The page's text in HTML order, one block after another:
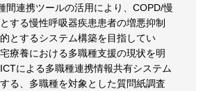
間連携ツールの活用により、COPD/慢
する慢性呼吸器疾患患者の増悪抑制
とするシステム構築を目指してい
療養における多職種支援の現状を明
による多職種連携情報共有システム
る、多職種を対象とした質問紙調査